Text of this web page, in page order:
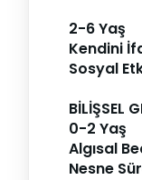
2-6 Yaş
Kendini
Sosyal
BİLİŞSEL
0-2 Yaş
Algısal
Nesne